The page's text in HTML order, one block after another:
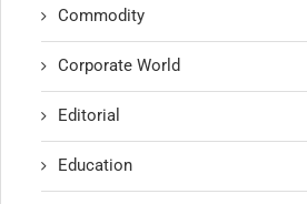
Commodity
Corporate World
Editorial
Education